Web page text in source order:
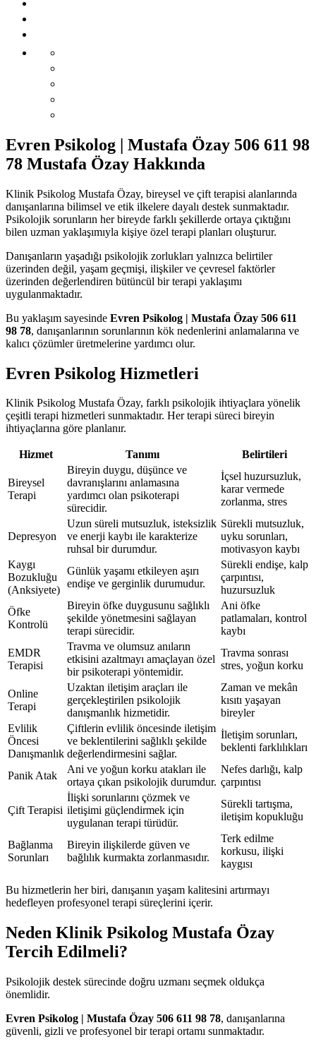
Evren Psikolog | Mustafa Özay 506 611 98
78 Mustafa Özay Hakkında
Klinik Psikolog Mustafa Özay, bireysel ve çift terapisi alanlarında
danışanlarına bilimsel ve etik ilkelere dayalı destek sunmaktadır.
Psikolojik sorunların her bireyde farklı şekillerde ortaya çıktığını
bilen uzman yaklaşımıyla kişiye özel terapi planları oluşturur.
Danışanların yaşadığı psikolojik zorlukları yalnızca belirtiler
üzerinden değil, yaşam geçmişi, ilişkiler ve çevresel faktörler
üzerinden değerlendiren bütüncül bir terapi yaklaşımı
uygulanmaktadır.
Bu yaklaşım sayesinde Evren Psikolog | Mustafa Özay 506 611
98 78, danışanlarının sorunlarının kök nedenlerini anlamalarına ve
kalıcı çözümler üretmelerine yardımcı olur.
Evren Psikolog Hizmetleri
Klinik Psikolog Mustafa Özay, farklı psikolojik ihtiyaçlara yönelik
çeşitli terapi hizmetleri sunmaktadır. Her terapi süreci bireyin
ihtiyaçlarına göre planlanır.
Hizmet Tanımı Belirtileri
Bireysel
Terapi
Bireyin duygu, düşünce ve
davranışlarını anlamasına
yardımcı olan psikoterapi
sürecidir.
İçsel huzursuzluk,
karar vermede
zorlanma, stres
Depresyon
Uzun süreli mutsuzluk, isteksizlik
ve enerji kaybı ile karakterize
ruhsal bir durumdur.
Sürekli mutsuzluk,
uyku sorunları,
motivasyon kaybı
Kaygı
Bozukluğu
(Anksiyete)
Günlük yaşamı etkileyen aşırı
endişe ve gerginlik durumudur.
Sürekli endişe, kalp
çarpıntısı,
huzursuzluk
Öfke
Kontrolü
Bireyin öfke duygusunu sağlıklı
şekilde yönetmesini sağlayan
terapi sürecidir.
Ani öfke
patlamaları, kontrol
kaybı
EMDR
Terapisi
Travma ve olumsuz anıların
etkisini azaltmayı amaçlayan özel
bir psikoterapi yöntemidir.
Travma sonrası
stres, yoğun korku
Online
Terapi
Uzaktan iletişim araçları ile
gerçekleştirilen psikolojik
danışmanlık hizmetidir.
Zaman ve mekân
kısıtı yaşayan
bireyler
Evlilik
Öncesi
Danışmanlık
Çiftlerin evlilik öncesinde iletişim
ve beklentilerini sağlıklı şekilde
değerlendirmesini sağlar.
İletişim sorunları,
beklenti farklılıkları
Panik Atak
Ani ve yoğun korku atakları ile
ortaya çıkan psikolojik durumdur.
Nefes darlığı, kalp
çarpıntısı
Çift Terapisi
İlişki sorunlarını çözmek ve
iletişimi güçlendirmek için
uygulanan terapi türüdür.
Sürekli tartışma,
iletişim kopukluğu
Bağlanma
Sorunları
Bireyin ilişkilerde güven ve
bağlılık kurmakta zorlanmasıdır.
Terk edilme
korkusu, ilişki
kaygısı
Bu hizmetlerin her biri, danışanın yaşam kalitesini artırmayı
hedefleyen profesyonel terapi süreçlerini içerir.
Neden Klinik Psikolog Mustafa Özay
Tercih Edilmeli?
Psikolojik destek sürecinde doğru uzmanı seçmek oldukça
önemlidir.
Evren Psikolog | Mustafa Özay 506 611 98 78, danışanlarına
güvenli, gizli ve profesyonel bir terapi ortamı sunmaktadır.